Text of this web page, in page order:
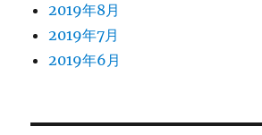
2019年8月
2019年7月
2019年6月